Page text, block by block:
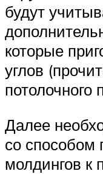
будут
которые
углов
потолочного
Далее
со способом
молдингов к